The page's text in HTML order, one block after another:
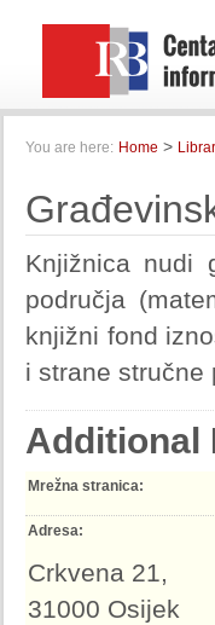
You are here: Home >
Knjižnica nudi
područja
knjižni fond
i strane stručne
Additional
Mrežna stranica:
Adresa:
Crkvena 21,
31000 Osijek